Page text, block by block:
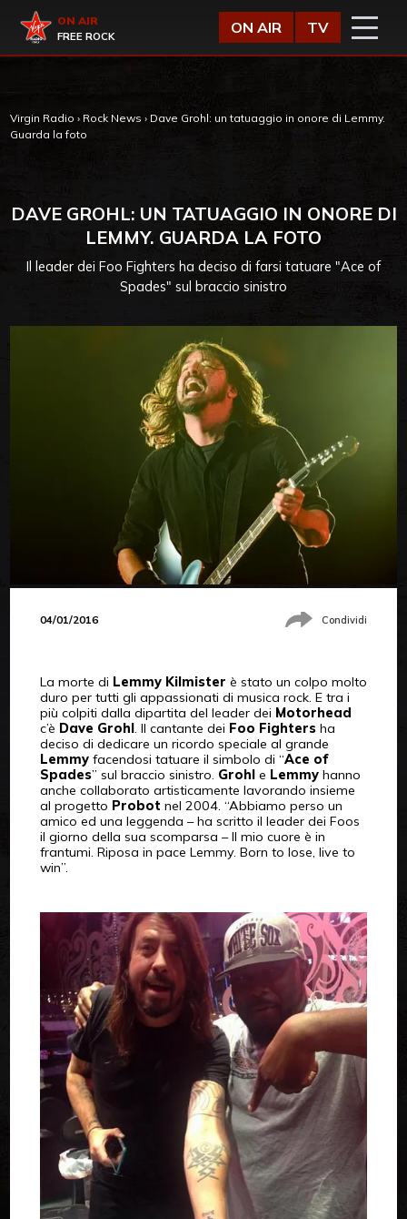
Virgin Radio
ON AIR
FREE ROCK
ON AIR TV
Virgin Radio › Rock News › Dave Grohl: un tatuaggio in onore di Lemmy.
Guarda la foto
DAVE GROHL: UN TATUAGGIO IN ONORE DI
LEMMY. GUARDA LA FOTO
Il leader dei Foo Fighters ha deciso di farsi tatuare "Ace of
Spades" sul braccio sinistro
04/01/2016 Condividi
La morte di Lemmy Kilmister è stato un colpo molto
duro per tutti gli appassionati di musica rock. E tra i
più colpiti dalla dipartita del leader dei Motorhead
c’è Dave Grohl. Il cantante dei Foo Fightersha
deciso di dedicare un ricordo speciale al grande
Lemmyfacendosi tatuare il simbolo di “Ace of
Spades” sul braccio sinistro. Grohle Lemmyhanno
anche collaborato artisticamente lavorando insieme
al progetto Probot nel 2004. “Abbiamo perso un
amico ed una leggenda – ha scritto il leader dei Foos
il giorno della sua scomparsa – Il mio cuore è in
frantumi. Riposa in pace Lemmy. Born to lose, live to
win”.